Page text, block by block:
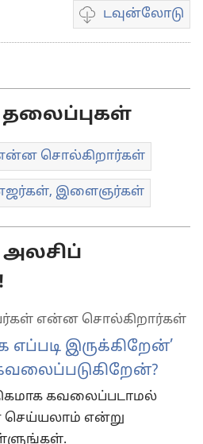
டவுன்லோடு
வீடியோ
பதிவுகள்
தெரிவுகள்
தலைப்புகள்
சொல்கிறார்கள்
இளைஞர்கள்
என்ன சொல்கிறார்கள்
எப்படி இருக்கிறேன்’
கவலைப்படாமல்
என்று